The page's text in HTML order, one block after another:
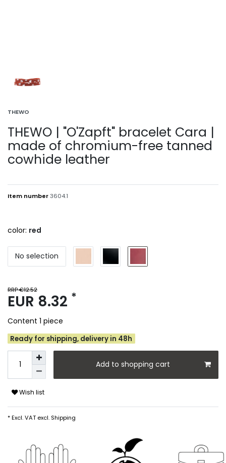
THEWO
THEWO | "O'Zapft" bracelet Cara |
made of chromium-free tanned
cowhide leather
Item number3604.1
color: red
No selection
RRP €12.52
EUR 8.32 *
Content 1 piece
Ready for shipping, delivery in 48h
Add to shopping cart
Wish list
* Excl. VAT excl. Shipping